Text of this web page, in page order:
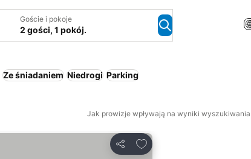
Goście i pokoje
2 gości, 1 pokój.
Ze śniadaniem Niedrogi Parking
Jak prowizje wpływają na wyniki wyszukiwania
Udostępnij
Dodaj do ulubionych